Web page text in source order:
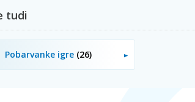
tudi
Pobarvanke igre (26)